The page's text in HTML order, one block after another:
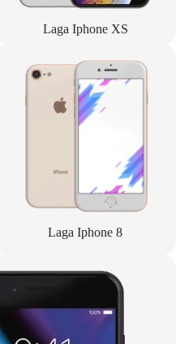
Laga Iphone XS
Laga Iphone 8